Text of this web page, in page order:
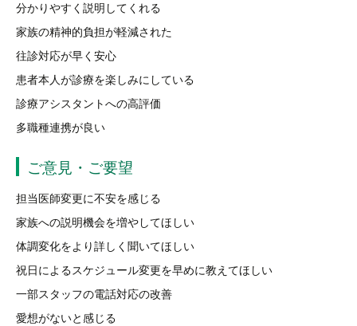
分かりやすく説明してくれる
家族の精神的負担が軽減された
往診対応が早く安心
患者本人が診療を楽しみにしている
診療アシスタントへの高評価
多職種連携が良い
ご意見・ご要望
担当医師変更に不安を感じる
家族への説明機会を増やしてほしい
体調変化をより詳しく聞いてほしい
祝日によるスケジュール変更を早めに教えてほしい
一部スタッフの電話対応の改善
愛想がないと感じる